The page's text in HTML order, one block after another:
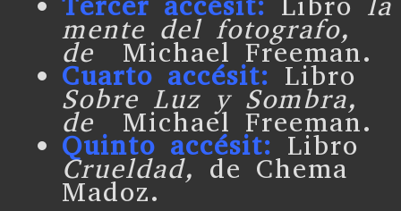
mente del fotografo,
de Michael Freeman.
Cuarto accésit: Libro
Sobre Luz y Sombra,
de Michael Freeman.
Quinto accésit: Libro
Crueldad, de Chema
Madoz.